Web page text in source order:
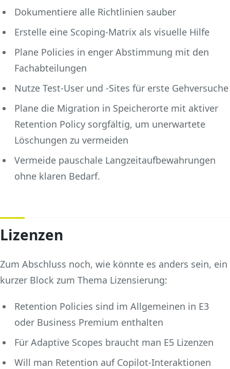
Dokumentiere alle Richtlinien sauber
Erstelle eine Scoping-Matrix als visuelle Hilfe
Plane Policies in enger Abstimmung mit den
Fachabteilungen
Nutze Test-User und -Sites für erste Gehversuche
Plane die Migration in Speicherorte mit aktiver
Retention Policy sorgfältig, um unerwartete
Löschungen zu vermeiden
Vermeide pauschale Langzeitaufbewahrungen
ohne klaren Bedarf.
Lizenzen
Zum Abschluss noch, wie könnte es anders sein, ein
kurzer Block zum Thema Lizensierung:
Retention Policies sind im Allgemeinen in E3
oder Business Premium enthalten
Für Adaptive Scopes braucht man E5 Lizenzen
Will man Retention auf Copilot-Interaktionen